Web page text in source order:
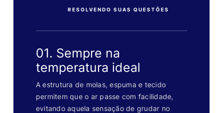
RESOLVENDO SUAS QUESTÕES
01. Sempre na
temperatura ideal
A estrutura de molas, espuma e tecido
permitem que o ar passe com facilidade,
evitando aquela sensação de grudar no